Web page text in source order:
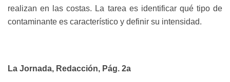
realizan en las costas. La tarea es identificar qué tipo de
contaminante es característico y definir su intensidad.
La Jornada, Redacción, Pág. 2a